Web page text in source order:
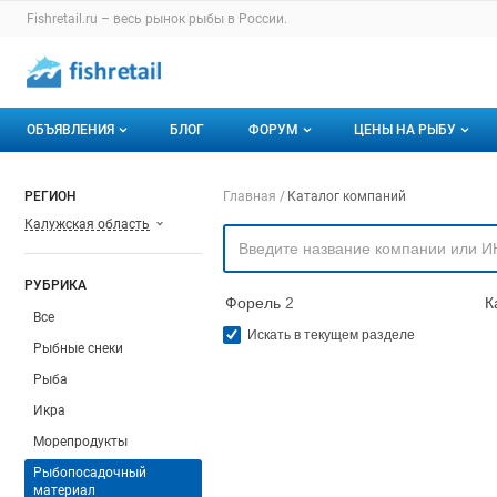
Раздел навигации по сайту fishretail.ru
Fishretail.ru – весь рынок рыбы в России.
Авторизация и меню пользователя
Навигация по разделам сайта fishretail.ru
ОБЪЯВЛЕНИЯ
Горячее предложение
БЛОГ ФОРУМ
Избранные
С моим участием
ЦЕНЫ НА РЫБУ
Актуальные
Динамика цен
РЕГИОН
Калужская область
РУБРИКА
Все
Рыбные снеки
Рыба
Икра
Морепродукты
Рыбопосадочный
материал
Навигация по
Главная Каталог компаний
Форель 2
Искать в текущем разделе